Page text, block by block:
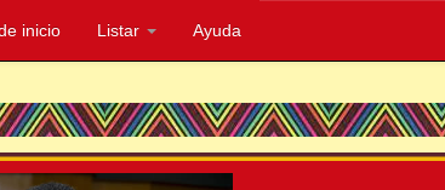
inicio Listar Ayuda